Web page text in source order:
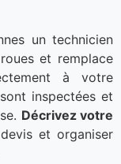
un technicien
et remplace
à votre
inspectées et
Décrivez votre
et organiser